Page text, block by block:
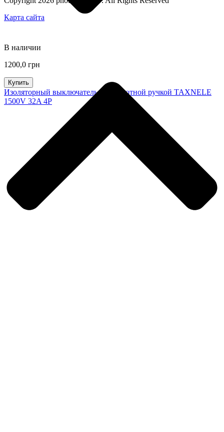
В наличии
1200,0 грн
Купить
Изоляторный выключатель с поворотной ручкой TAXNELE
1500V 32A 4P
Карта сайта